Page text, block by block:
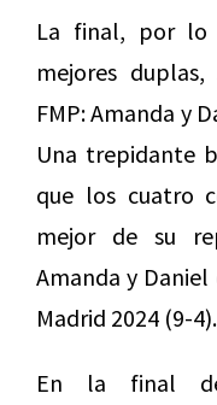
La final, por lo
mejores
FMP: Amanda y
Una trepidante
que los cuatro
mejor de su
Amanda y
Madrid 2024 (9-4).
En la final